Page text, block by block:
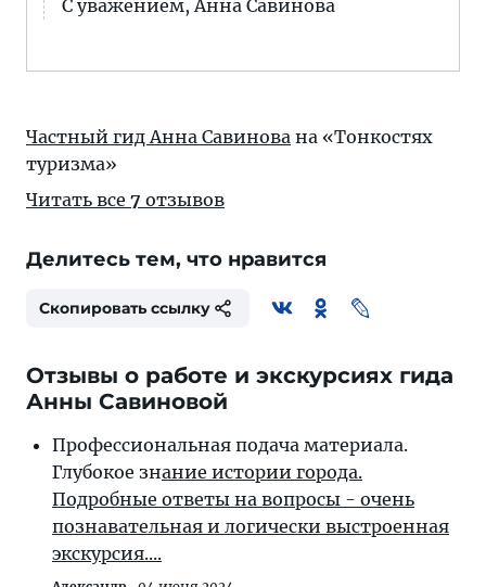
С уважением, Анна Савинова
Частный гид Анна Савинова на «Тонкостях
туризма»
Читать все 7 отзывов
Делитесь тем, что нравится
Скопировать ссылку
Отзывы о работе и экскурсиях гида
Анны Савиновой
Профессиональная подача материала.
Глубокое знание истории города.
Подробные ответы на вопросы - очень
познавательная и логически выстроенная
экскурсия....